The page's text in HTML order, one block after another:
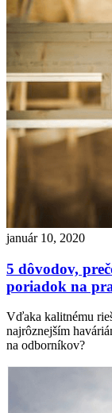
január 10, 2020
5 dôvodov,
poriadok na
Vďaka kalitnému
najrôznejším
na odborníkov?